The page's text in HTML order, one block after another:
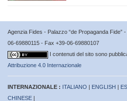
Agenzia Fides - Palazzo “de Propaganda Fide”
06-69880115 - Fax +39-06-69880107
I contenuti del sito sono
Attribuzione 4.0 Internazionale
INTERNAZIONALE : ITALIANO ENGLISH
CHINESE